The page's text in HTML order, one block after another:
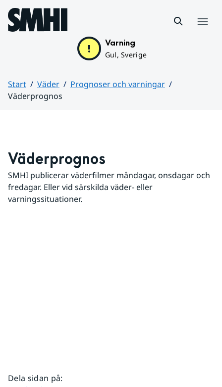
Hoppa till sidans innehåll
Varning
Gul, Sverige
Start Väder
Prognoser och varningar
Väderprognos
Väderprognos
SMHI publicerar väderfilmer måndagar, onsdagar och
fredagar. Eller vid särskilda väder- eller
varningssituationer.
Dela sidan på: